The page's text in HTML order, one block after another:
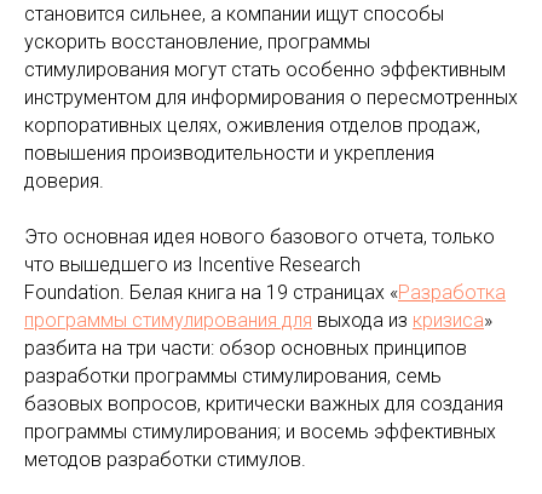
становится сильнее, а компании ищут способы
ускорить восстановление, программы
стимулирования могут стать особенно эффективным
инструментом для информирования о пересмотренных
корпоративных целях, оживления отделов продаж,
повышения производительности и укрепления
доверия.
Это основная идея нового базового отчета, только
что вышедшего из Incentive Research
Foundation. Белая книга на 19 страницах «Разработка
программы стимулирования для выхода из кризиса»
разбита на три части: обзор основных принципов
разработки программы стимулирования, семь
базовых вопросов, критически важных для создания
программы стимулирования; и восемь эффективных
методов разработки стимулов.